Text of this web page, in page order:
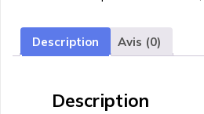
Bleu
50
Description Avis (0)
Description